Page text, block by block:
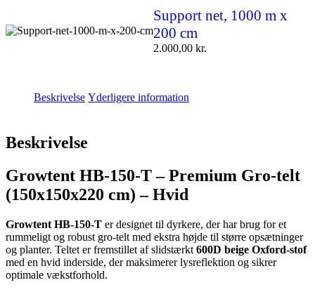
Support net, 1000 m x
200 cm
2.000,00 kr.
Beskrivelse Yderligere information
Beskrivelse
Growtent HB-150-T – Premium Gro-telt
(150x150x220 cm) – Hvid
Growtent HB-150-T er designet til dyrkere, der har brug for et
rummeligt og robust gro-telt med ekstra højde til større opsætninger
og planter. Teltet er fremstillet af slidstærkt 600D beige Oxford-stof
med en hvid inderside, der maksimerer lysreflektion og sikrer
optimale vækstforhold.